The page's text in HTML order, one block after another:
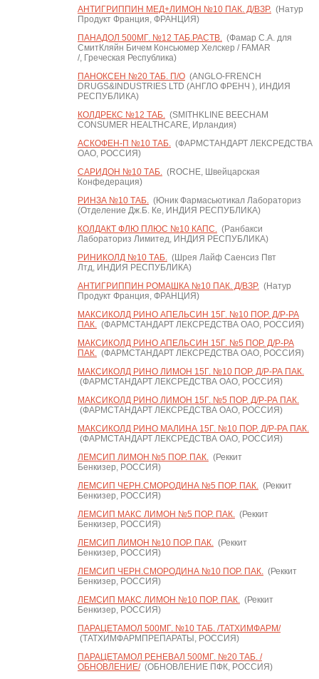
АНТИГРИППИН МЕД+ЛИМОН №10 ПАК. Д/ВЗР.(Натур
Продукт Франция, ФРАНЦИЯ)
ПАНАДОЛ 500МГ. №12 ТАБ.РАСТВ.(Фамар С.А. для
СмитКляйн Бичем Консьюмер Хелскер / FAMAR
/, Греческая Республика)
ПАНОКСЕН №20 ТАБ. П/О(ANGLO-FRENCH
DRUGS&INDUSTRIES LTD (АНГЛО ФРЕНЧ ), ИНДИЯ
РЕСПУБЛИКА)
КОЛДРЕКС №12 ТАБ.(SMITHKLINE BEECHAM
CONSUMER HEALTHCARE, Ирландия)
АСКОФЕН-П №10 ТАБ.(ФАРМСТАНДАРТ ЛЕКСРЕДСТВА
ОАО, РОССИЯ)
САРИДОН №10 ТАБ.(ROCHE, Швейцарская
Конфедерация)
РИНЗА №10 ТАБ.(Юник Фармасьютикал Лабораториз
(Отделение Дж.Б. Ке, ИНДИЯ РЕСПУБЛИКА)
КОЛДАКТ ФЛЮ ПЛЮС №10 КАПС.(Ранбакси
Лабораториз Лимитед, ИНДИЯ РЕСПУБЛИКА)
РИНИКОЛД №10 ТАБ.(Шрея Лайф Саенсиз Пвт
Лтд, ИНДИЯ РЕСПУБЛИКА)
АНТИГРИППИН РОМАШКА №10 ПАК. Д/ВЗР.(Натур
Продукт Франция, ФРАНЦИЯ)
МАКСИКОЛД РИНО АПЕЛЬСИН 15Г. №10 ПОР. Д/Р-РА
ПАК.(ФАРМСТАНДАРТ ЛЕКСРЕДСТВА ОАО, РОССИЯ)
МАКСИКОЛД РИНО АПЕЛЬСИН 15Г. №5 ПОР. Д/Р-РА
ПАК.(ФАРМСТАНДАРТ ЛЕКСРЕДСТВА ОАО, РОССИЯ)
МАКСИКОЛД РИНО ЛИМОН 15Г. №10 ПОР. Д/Р-РА ПАК.
(ФАРМСТАНДАРТ ЛЕКСРЕДСТВА ОАО, РОССИЯ)
МАКСИКОЛД РИНО ЛИМОН 15Г. №5 ПОР. Д/Р-РА ПАК.
(ФАРМСТАНДАРТ ЛЕКСРЕДСТВА ОАО, РОССИЯ)
МАКСИКОЛД РИНО МАЛИНА 15Г. №10 ПОР. Д/Р-РА ПАК.
(ФАРМСТАНДАРТ ЛЕКСРЕДСТВА ОАО, РОССИЯ)
ЛЕМСИП ЛИМОН №5 ПОР. ПАК.(Реккит
Бенкизер, РОССИЯ)
ЛЕМСИП ЧЕРН.СМОРОДИНА №5 ПОР. ПАК.(Реккит
Бенкизер, РОССИЯ)
ЛЕМСИП МАКС ЛИМОН №5 ПОР. ПАК.(Реккит
Бенкизер, РОССИЯ)
ЛЕМСИП ЛИМОН №10 ПОР. ПАК.(Реккит
Бенкизер, РОССИЯ)
ЛЕМСИП ЧЕРН.СМОРОДИНА №10 ПОР. ПАК.(Реккит
Бенкизер, РОССИЯ)
ЛЕМСИП МАКС ЛИМОН №10 ПОР. ПАК.(Реккит
Бенкизер, РОССИЯ)
ПАРАЦЕТАМОЛ 500МГ. №10 ТАБ. /ТАТХИМФАРМ/
(ТАТХИМФАРМПРЕПАРАТЫ, РОССИЯ)
ПАРАЦЕТАМОЛ РЕНЕВАЛ 500МГ. №20 ТАБ. /
ОБНОВЛЕНИЕ/(ОБНОВЛЕНИЕ ПФК, РОССИЯ)